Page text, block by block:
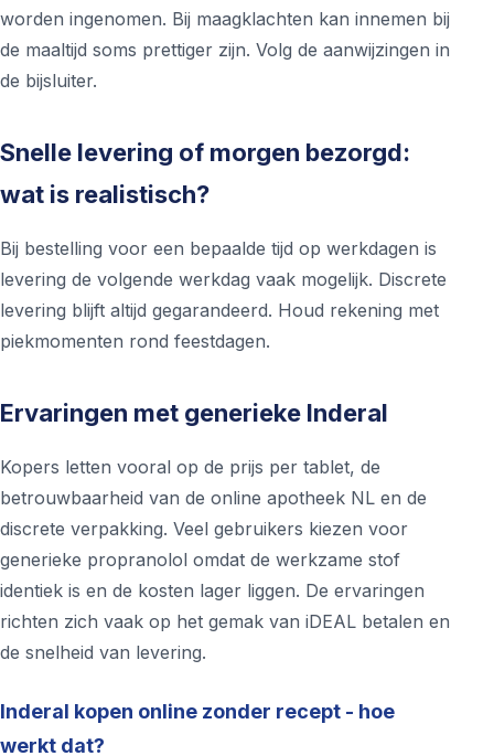
worden ingenomen. Bij maagklachten kan innemen bij
de maaltijd soms prettiger zijn. Volg de aanwijzingen in
de bijsluiter.
Snelle levering of morgen bezorgd:
wat is realistisch?
Bij bestelling voor een bepaalde tijd op werkdagen is
levering de volgende werkdag vaak mogelijk. Discrete
levering blijft altijd gegarandeerd. Houd rekening met
piekmomenten rond feestdagen.
Ervaringen met generieke Inderal
Kopers letten vooral op de prijs per tablet, de
betrouwbaarheid van de online apotheek NL en de
discrete verpakking. Veel gebruikers kiezen voor
generieke propranolol omdat de werkzame stof
identiek is en de kosten lager liggen. De ervaringen
richten zich vaak op het gemak van iDEAL betalen en
de snelheid van levering.
Inderal kopen online zonder recept - hoe
werkt dat?